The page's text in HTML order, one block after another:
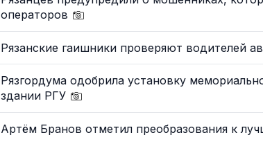
операторов
Рязанские гаишники проверяют водителей
Рязгордума одобрила установку
здании РГУ
Артём Бранов отметил преобразования к